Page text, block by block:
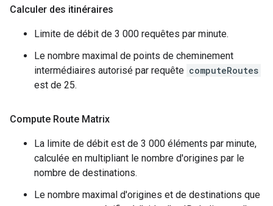
Calculer des itinéraires
Limite de débit de 3 000 requêtes par minute.
Le nombre maximal de points de cheminement
intermédiaires autorisé par requête computeRoutes
est de 25.
Compute Route Matrix
La limite de débit est de 3 000 éléments par minute,
calculée en multipliant le nombre d'origines par le
nombre de destinations.
Le nombre maximal d'origines et de destinations que